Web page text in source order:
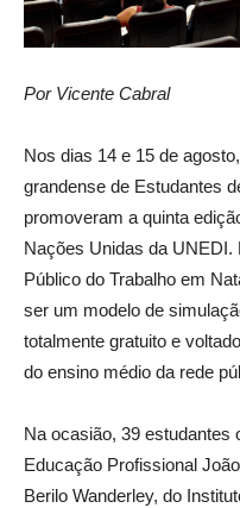
Por Vicente Cabral
Nos dias 14 e 15 de
grandense de Estudantes
promoveram a quinta
Nações Unidas da UNEDI.
Público do Trabalho em
ser um modelo de
totalmente gratuito e
do ensino médio da rede
Na ocasião, 39 estudantes
Educação Profissional
Berilo Wanderley, do